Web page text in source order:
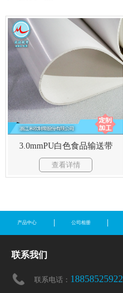
3.0mmPU白色食品输送带
查看详情
产品中心 公司相册
联系我们
联系电话： 18858525922